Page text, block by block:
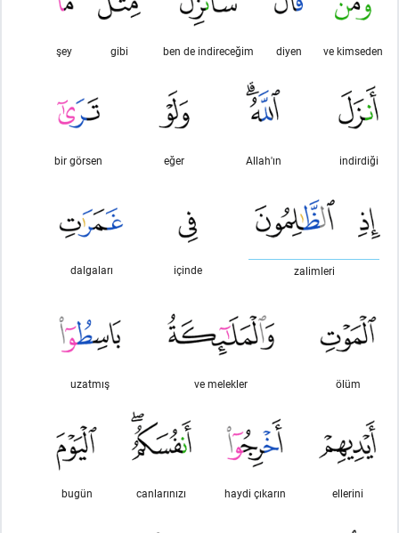
ve kimseden
diyen
ben de indireceğim
gibi
şey
indirdiği
Allah'ın
eğer
bir görsen
zalimleri
içinde
dalgaları
ölüm
ve melekler
uzatmış
ellerini
haydi çıkarın
canlarınızı
bugün